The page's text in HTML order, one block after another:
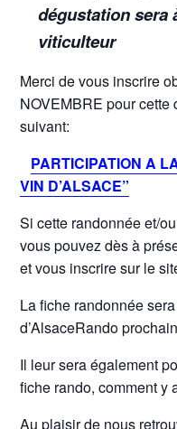
dégustation sera
viticulteur
Merci de vous inscrire
NOVEMBRE pour
suivant:
PARTICIPATION A
VIN D’ALSACE”
Si cette randonnée et/
vous pouvez dès à
et vous inscrire sur le
La fiche randonnée
d’AlsaceRando
Il leur sera également
fiche rando, comment y
Au plaisir de nous